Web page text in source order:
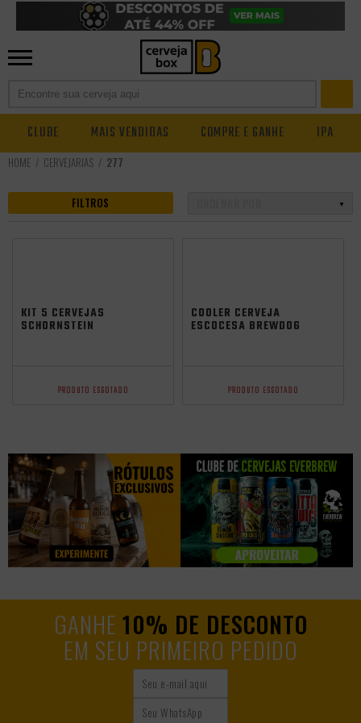
CLUBE MAIS VENDIDAS COMPRE E GANHE IPA
CERVEJARIAS 277
FILTROS
KIT 5 CERVEJAS
SCHORNSTEIN
PRODUTO ESGOTADO
COOLER CERVEJA
ESCOCESA BREWDOG
PRODUTO ESGOTADO
GANHE 10% DE DESCONTO
EM SEU PRIMEIRO PEDIDO